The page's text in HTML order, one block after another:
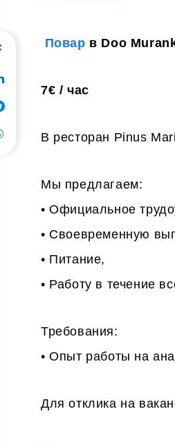
Повар в Doo
7€ / час
В ресторан Pinus
Мы предлагаем:
• Официальное
• Своевременную
• Питание,
• Работу в течение
Требования:
• Опыт работы на
Для отклика на